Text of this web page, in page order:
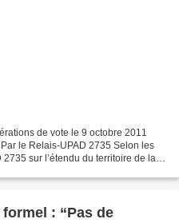
de vote le 9 octobre 2011
le Relais-UPAD 2735 Selon les
sur l’étendu du territoire de la
: “Pas de